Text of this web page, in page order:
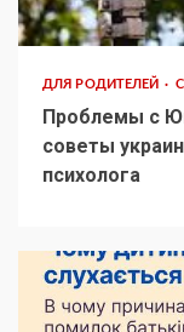
ДЛЯ РОДИТЕЛЕЙ
Проблемы с
советы
психолога